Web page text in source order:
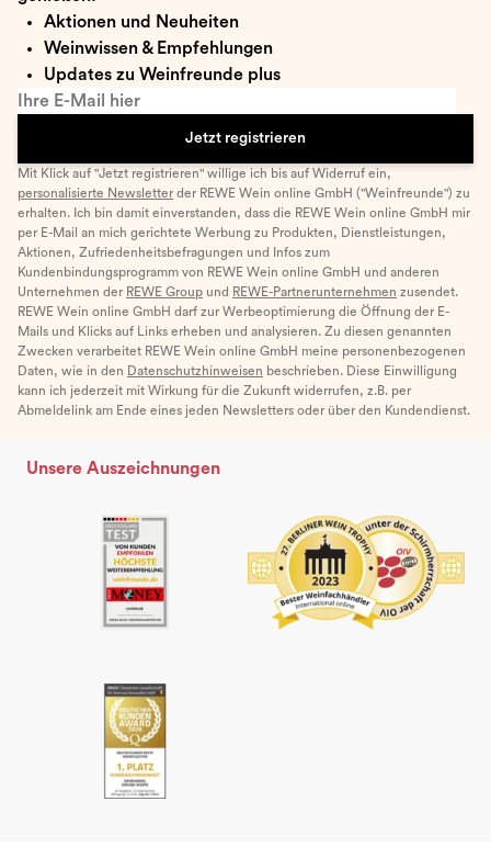
Aktionen und Neuheiten
Weinwissen & Empfehlungen
Updates zu Weinfreunde plus
Ihre E-Mail hier
Jetzt registrieren
Mit Klick auf "Jetzt registrieren" willige ich bis auf Widerruf ein,
personalisierte Newsletter der REWE Wein online GmbH ("Weinfreunde") zu
erhalten. Ich bin damit einverstanden, dass die REWE Wein online GmbH mir
per E-Mail an mich gerichtete Werbung zu Produkten, Dienstleistungen,
Aktionen, Zufriedenheitsbefragungen und Infos zum
Kundenbindungsprogramm von REWE Wein online GmbH und anderen
Unternehmen der REWE Group und REWE-Partnerunternehmen zusendet.
REWE Wein online GmbH darf zur Werbeoptimierung die Öffnung der E-
Mails und Klicks auf Links erheben und analysieren. Zu diesen genannten
Zwecken verarbeitet REWE Wein online GmbH meine personenbezogenen
Daten, wie in den Datenschutzhinweisen beschrieben. Diese Einwilligung
kann ich jederzeit mit Wirkung für die Zukunft widerrufen, z.B. per
Abmeldelink am Ende eines jeden Newsletters oder über den Kundendienst.
Unsere Auszeichnungen